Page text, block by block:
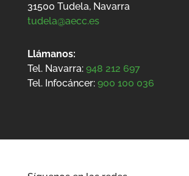
31500 Tudela, Navarra
tudela@aecc.es
Llámanos:
Tel. Navarra: 948 212 697
Tel. Infocáncer: 900 100 036